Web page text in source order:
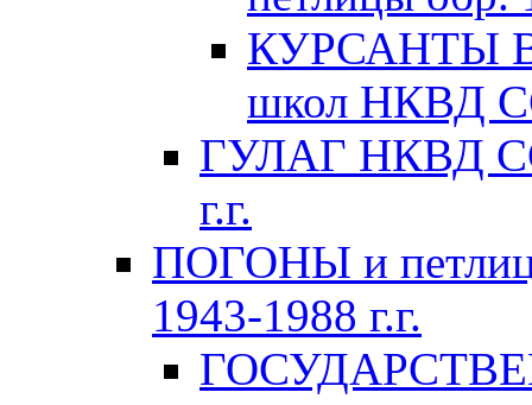
КУРСАНТЫ
школ НКВД
ГУЛАГ НКВД
г.г.
ПОГОНЫ и
1943-1988 г.г.